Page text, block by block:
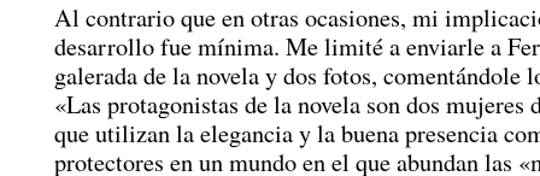
Al contrario que en otras ocasiones, mi
desarrollo fue mínima. Me limité a enviarle a
galerada de la novela y dos fotos, comentándole
«Las protagonistas de la novela son dos mujeres
que utilizan la elegancia y la buena presencia
protectores en un mundo en el que abundan las